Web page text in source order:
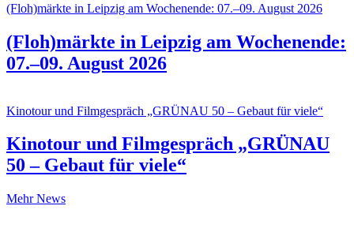
(Floh)märkte in Leipzig am Wochenende: 07.–09. August 2026
(Floh)märkte in Leipzig am Wochenende:
07.–09. August 2026
Kinotour und Filmgespräch „GRÜNAU 50 – Gebaut für viele“
Kinotour und Filmgespräch „GRÜNAU
50 – Gebaut für viele“
Mehr News